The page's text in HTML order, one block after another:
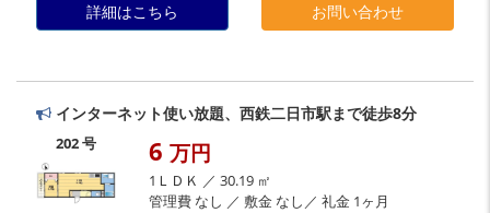
詳細はこちら お問い合わせ
インターネット使い放題、西鉄二日市駅まで徒歩8分
202 号 6 万円
1ＬＤＫ ／ 30.19 ㎡
管理費 なし ／ 敷金 なし／ 礼金 1ヶ月